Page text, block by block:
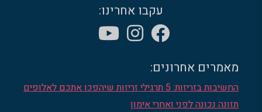
עקבו אחרינו:
מאמרים אחרונים:
החשיבות בזריזות: 5 תרגילי זריזות שיהפכו אתכם לאלופים
תזונה נכונה לפני ואחרי אימון